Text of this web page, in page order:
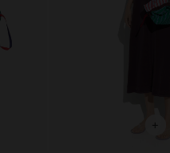
+